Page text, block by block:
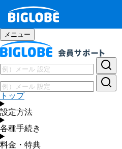
メニュー
トップ
設定方法
各種手続き
料金・特典